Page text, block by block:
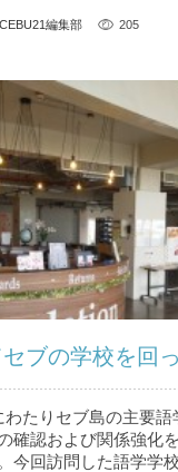
CEBU21編集部 205
ブの学校を回
たりセブ島の主要語
確認および関係強化
今回訪問した語学学